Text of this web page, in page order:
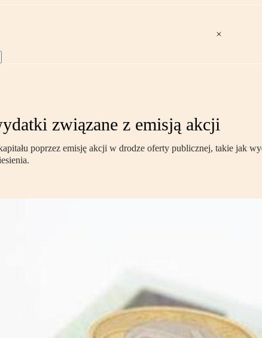
związane z emisją akcji
poprzez emisję akcji w drodze oferty publicznej, takie jak